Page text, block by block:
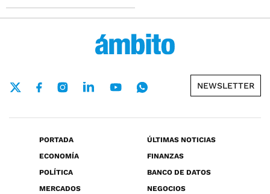
NEWSLETTER
PORTADA
ÚLTIMAS NOTICIAS
ECONOMÍA
FINANZAS
POLÍTICA
BANCO DE DATOS
MERCADOS
NEGOCIOS